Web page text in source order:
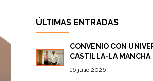
ÚLTIMAS ENTRADAS
CONVENIO CON
CASTILLA-LA MANCHA
16 julio 2026